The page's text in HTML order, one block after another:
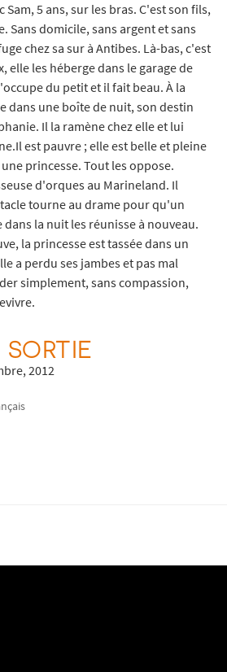
Sam, 5 ans, sur les bras. C'est son fils,
Sans domicile, sans argent et sans
chez sa sur à Antibes. Là-bas, c'est
elle les héberge dans le garage de
du petit et il fait beau. À la
dans une boîte de nuit, son destin
Il la ramène chez elle et lui
est pauvre ; elle est belle et pleine
princesse. Tout les oppose.
d'orques au Marineland. Il
tourne au drame pour qu'un
la nuit les réunisse à nouveau.
la princesse est tassée dans un
a perdu ses jambes et pas mal
simplement, sans compassion,
2012